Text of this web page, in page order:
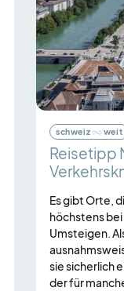
schweiz weit
Reisetipp
Es gibt Orte,
höchstens
Umsteigen.
sie sicherlich
der für